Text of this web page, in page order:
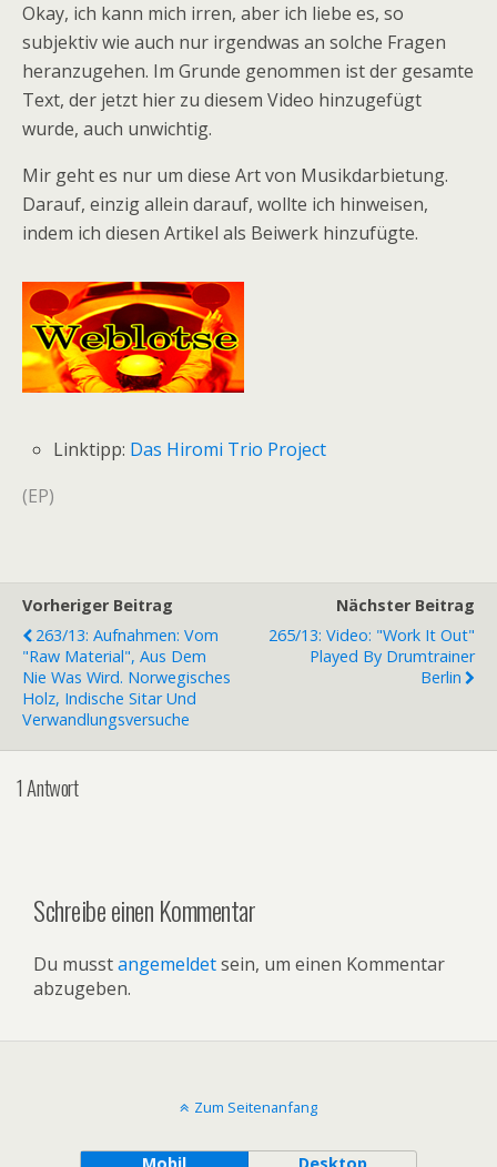
Okay, ich kann mich irren, aber ich liebe es, so
subjektiv wie auch nur irgendwas an solche Fragen
heranzugehen. Im Grunde genommen ist der gesamte
Text, der jetzt hier zu diesem Video hinzugefügt
wurde, auch unwichtig.
Mir geht es nur um diese Art von Musikdarbietung.
Darauf, einzig allein darauf, wollte ich hinweisen,
indem ich diesen Artikel als Beiwerk hinzufügte.
Linktipp: Das Hiromi Trio Project
(EP)
Vorheriger Beitrag
263/13: Aufnahmen: Vom
"raw Material", Aus Dem
Nie Was Wird. Norwegisches
Holz, Indische Sitar Und
Verwandlungsversuche
Nächster Beitrag
265/13: Video: "Work It Out"
Played By Drumtrainer
Berlin
1 Antwort
Schreibe einen Kommentar
Du musstangemeldetsein, um einen Kommentar
abzugeben.
Zum Seitenanfang
Mobil Desktop